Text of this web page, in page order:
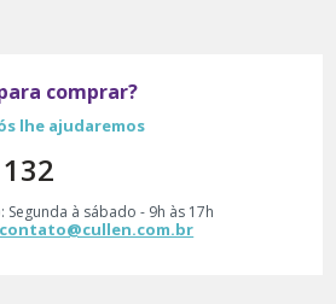
comprar?
lhe ajudaremos
à sábado - 9h às 17h
contato@cullen.com.br